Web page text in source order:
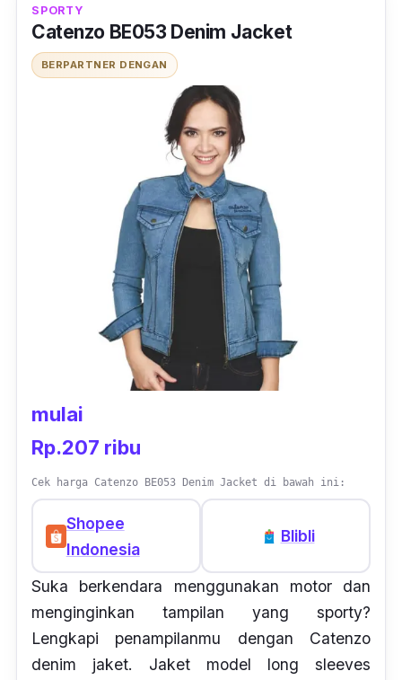
SPORTY
Catenzo BE053 Denim Jacket
BERPARTNER DENGAN
mulai
Rp.207 ribu
Cek harga Catenzo BE053 Denim Jacket di bawah ini:
Shopee
Indonesia
Blibli
Suka berkendara menggunakan motor dan
menginginkan tampilan yang sporty?
Lengkapi penampilanmu dengan Catenzo
denim jaket. Jaket model long sleeves